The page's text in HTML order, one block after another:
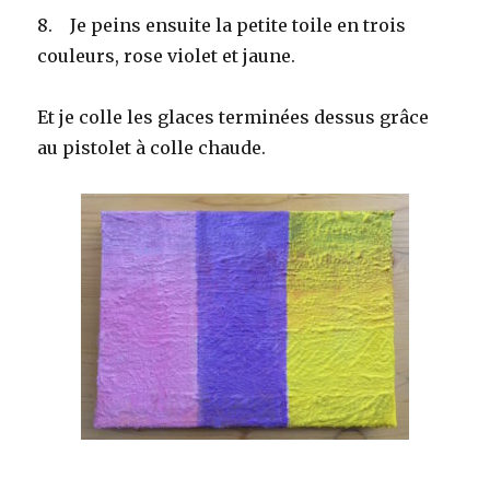
8. Je peins ensuite la petite toile en trois
couleurs, rose violet et jaune.
Et je colle les glaces terminées dessus grâce
au pistolet à colle chaude.